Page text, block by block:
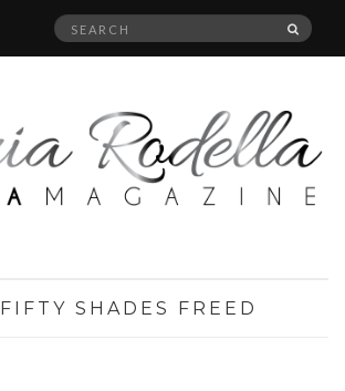
Search
FIFTY SHADES FREED